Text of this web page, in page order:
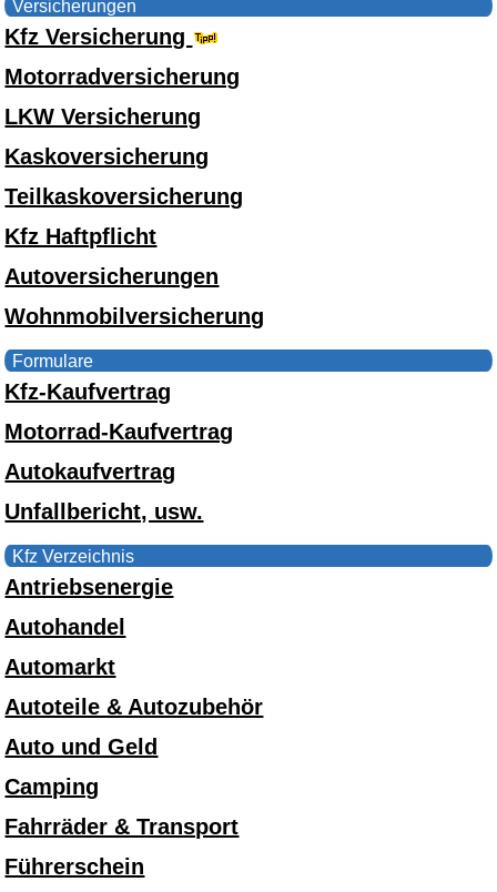
Versicherungen
Kfz Versicherung
Motorradversicherung
LKW Versicherung
Kaskoversicherung
Teilkaskoversicherung
Kfz Haftpflicht
Autoversicherungen
Wohnmobilversicherung
Formulare
Kfz-Kaufvertrag
Motorrad-Kaufvertrag
Autokaufvertrag
Unfallbericht, usw.
Kfz Verzeichnis
Antriebsenergie
Autohandel
Automarkt
Autoteile & Autozubehör
Auto und Geld
Camping
Fahrräder & Transport
Führerschein